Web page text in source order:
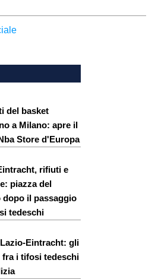
del basket
a Milano: apre il
Store d'Europa
rifiuti e
piazza del
dopo il passaggio
tedeschi
Eintracht: gli
i tifosi tedeschi